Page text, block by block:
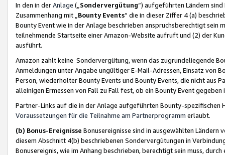
In den in derAnlage („ Sondervergütung“) aufgeführten Ländern
Zusammenhang mit „ Bounty Events“ die in dieser Ziffer 4 (a)
Bounty Event wie in der Anlage beschrieben anspruchsberechtigt sein
teilnehmende Startseite einer Amazon-Website aufruft und (2) der
ausführt.
Amazon zahlt keine Sondervergütung, wenn das zugrundeliegende
Anmeldungen unter Angabe ungültiger E-Mail-Adressen, Einsatz von
Person, wiederholter Bounty Events und Bounty Events, die nicht
alleinigen Ermessen von Fall zu Fall fest, ob ein Bounty Event
Partner-Links auf die in der Anlage aufgeführten Bounty-spezifischen
Voraussetzungen für die Teilnahme am Partnerprogramm erlaubt.
(b) Bonus-Ereignisse Bonusereignisse sind in ausgewählten Ländern
diesem Abschnitt 4(b) beschriebenen Sondervergütungen in
Bonusereignis, wie im Anhang beschrieben, berechtigt sein muss,